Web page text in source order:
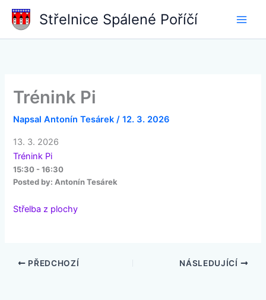
Přeskočit
Střelnice Spálené Poříčí
Trénink Pi
NapsalAntonín Tesárek/12. 3. 2026
13. 3. 2026
Trénink Pi
15:30 - 16:30
Posted by: Antonín Tesárek
Střelba z plochy
PŘEDCHOZÍ NÁSLEDUJÍCÍ